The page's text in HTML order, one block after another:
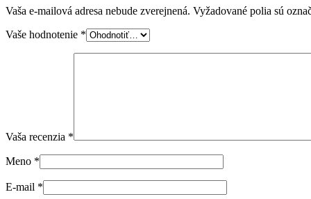
Vaša e-mailová adresa nebude zverejnená. Vyžadované polia sú
Vaše hodnotenie *
Vaša recenzia *
Meno *
E-mail *